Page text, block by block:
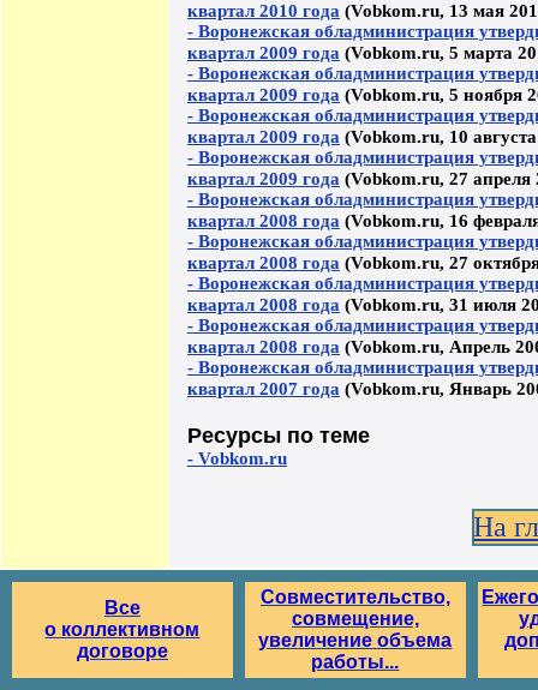
квартал 2010 года (Vobkom.ru, 13 мая
- Воронежская обладминистрация
квартал 2009 года (Vobkom.ru, 5 марта
- Воронежская обладминистрация
квартал 2009 года (Vobkom.ru, 5 ноября
- Воронежская обладминистрация
квартал 2009 года (Vobkom.ru, 10
- Воронежская обладминистрация
квартал 2009 года (Vobkom.ru, 27 апреля
- Воронежская обладминистрация
квартал 2008 года (Vobkom.ru, 16
- Воронежская обладминистрация
квартал 2008 года (Vobkom.ru, 27
- Воронежская обладминистрация
квартал 2008 года (Vobkom.ru, 31 июля
- Воронежская обладминистрация
квартал 2008 года (Vobkom.ru, Апрель
- Воронежская обладминистрация
квартал 2007 года (Vobkom.ru, Январь
Ресурсы по теме
- Vobkom.ru
На
Все
о коллективном
договоре
Совместительство,
совмещение,
увеличение объема
работы...